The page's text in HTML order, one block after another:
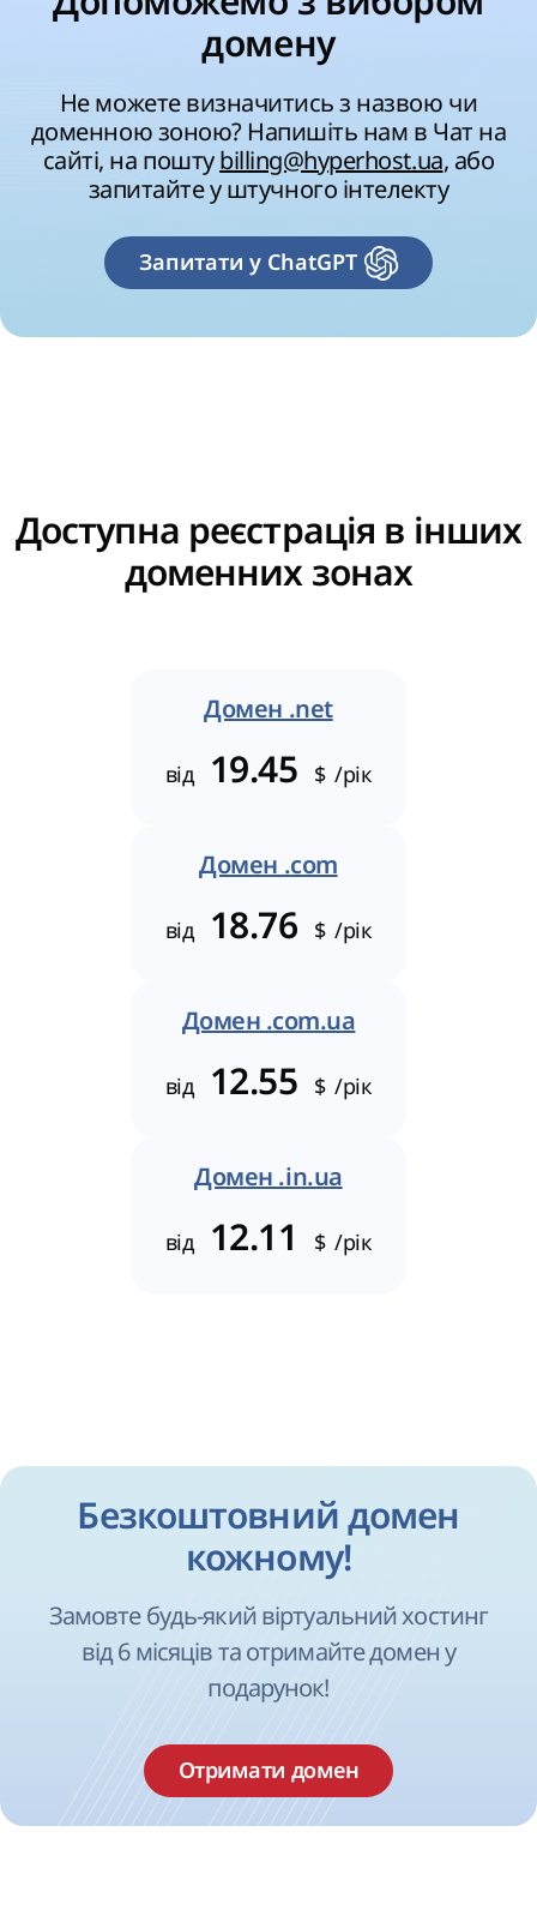
домену
Не можете визначитись з назвою чи
доменною зоною? Напишіть нам в Чат на
сайті, на поштуbilling@hyperhost.ua, або
запитайте у штучного інтелекту
Запитати у ChatGPT
Доступна реєстрація в інших
доменних зонах
Домен .net
від 19.45 $ /рік
Домен .com
від 18.76 $ /рік
Домен .com.ua
від 12.55 $ /рік
Домен .in.ua
від 12.11 $ /рік
Безкоштовний домен
кожному!
Замовте будь-який віртуальний хостинг
від 6 місяців та отримайте домен у
подарунок!
Отримати домен